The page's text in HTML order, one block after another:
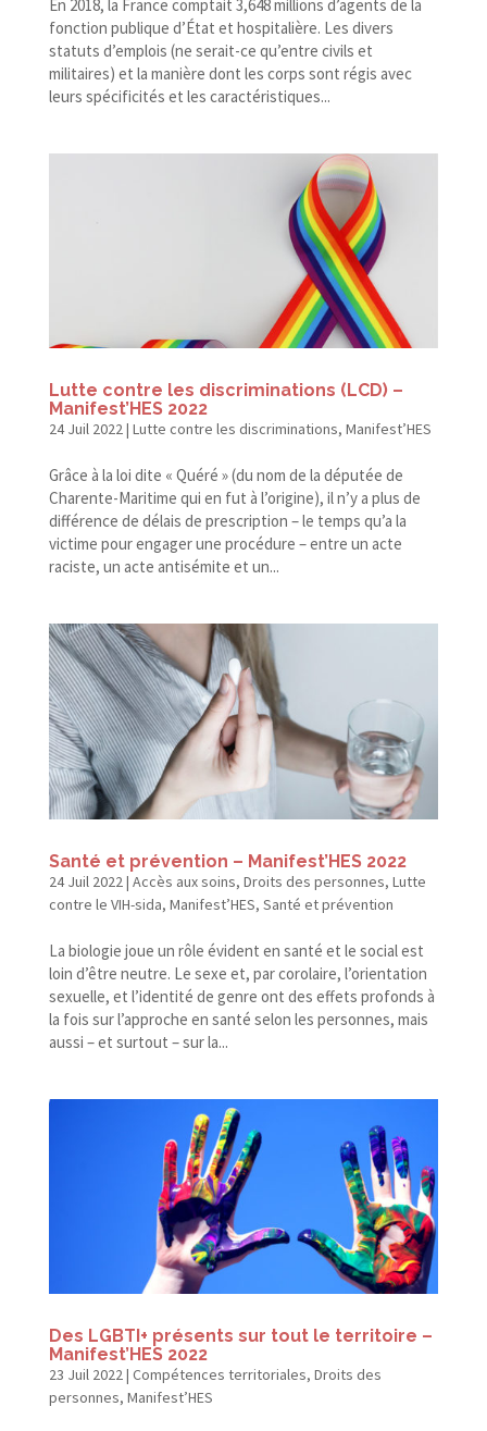
En 2018, la France comptait 3,648 millions d’agents de la
fonction publique d’État et hospitalière. Les divers
statuts d’emplois (ne serait-​ce qu’entre civils et
militaires) et la manière dont les corps sont régis avec
leurs spécificités et les caractéristiques...
Lutte contre les discriminations (LCD) –
Manifest’HES 2022
24 Juil 2022| Lutte contre les discriminations, Manifest’HES
Grâce à la loi dite « Quéré » (du nom de la députée de
Charente-​Maritime qui en fut à l’origine), il n’y a plus de
différence de délais de prescription – le temps qu’a la
victime pour engager une procédure – entre un acte
raciste, un acte antisémite et un...
Santé et prévention – Manifest’HES 2022
24 Juil 2022 | Accès aux soins, Droits des personnes, Lutte
contre le VIH-sida, Manifest’HES, Santé et prévention
La biologie joue un rôle évident en santé et le social est
loin d’être neutre. Le sexe et, par corolaire, l’orientation
sexuelle, et l’identité de genre ont des effets profonds à
la fois sur l’approche en santé selon les personnes, mais
aussi – et surtout – sur la...
Des LGBTI+ présents sur tout le territoire –
Manifest’HES 2022
23 Juil 2022| Compétences territoriales, Droits des
personnes, Manifest’HES